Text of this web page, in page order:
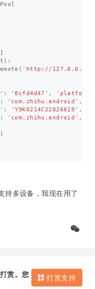
Pool
]
):
( 'http://
: '8cfd4d47' ,
: 'com.zhihu.android' ,
: 'Y9K0214C22026619' ,
: 'com.zhihu.android' ,
)
持多设备，我现在用了
赏。您 打赏支持